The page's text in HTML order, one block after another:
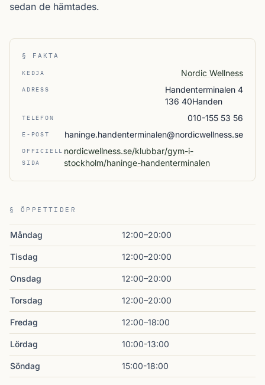
sedan de hämtades.
§ FAKTA
KEDJA Nordic Wellness
ADRESS
Handenterminalen 4
136 40Handen
TELEFON 010-155 53 56
E-POST haninge.handenterminalen@nordicwellness.se
OFFICIELL
SIDA
nordicwellness.se/klubbar/gym-i-
stockholm/haninge-handenterminalen
§ ÖPPETTIDER
Måndag 12:00–20:00
Tisdag 12:00–20:00
Onsdag 12:00–20:00
Torsdag 12:00–20:00
Fredag 12:00–18:00
Lördag 10:00-13:00
Söndag 15:00-18:00